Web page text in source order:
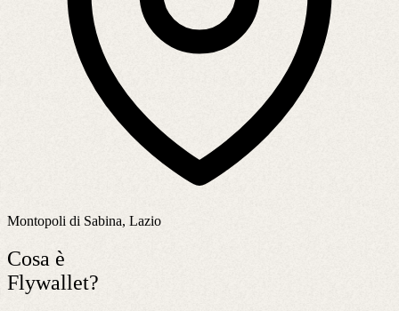
Montopoli di Sabina, Lazio
Cosa è
Flywallet?